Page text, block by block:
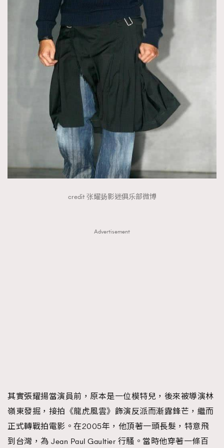
credit 张耀扬影迷俱乐部微博
Advertisement
其實張耀揚當演員前，原本是一位模特兒，後來被導演林
嶺東發掘，接拍《龍虎風雲》飾演反派而漸露鋒芒，繼而
正式轉戰拍電影。在2005年，他頂著一頭長髮，特意飛
到台灣，為 Jean Paul Gaultier 行騷。當時他穿著一條百